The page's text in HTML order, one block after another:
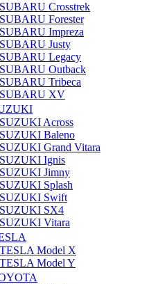
Crosstrek
Forester
Impreza
Justy
Legacy
Outback
Tribeca
SUBARU XV
Across
Baleno
Grand Vitara
SUZUKI Ignis
Jimny
Splash
SUZUKI Swift
SUZUKI SX4
Vitara
Model X
Model Y